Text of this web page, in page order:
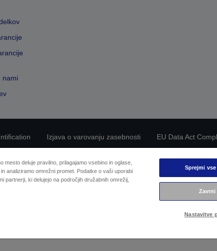
nami
Izjava o varovanju zasebnosti EU Data Act
Avtorske pravice
mesto deluje pravilno, prilagajamo vsebino in oglase,
analiziramo omrežni promet. Podatke o vaši uporabi
partnerji, ki delujejo na področjih družabnih omrežij,
Sprejmi
Zavrni
Nastavitve